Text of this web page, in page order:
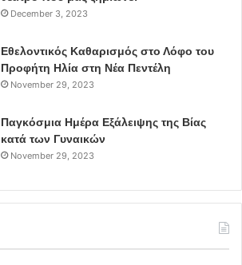
December 3, 2023
Εθελοντικός Καθαρισμός στο Λόφο του
Προφήτη Ηλία στη Νέα Πεντέλη
November 29, 2023
Παγκόσμια Ημέρα Εξάλειψης της Βίας
κατά των Γυναικών
November 29, 2023